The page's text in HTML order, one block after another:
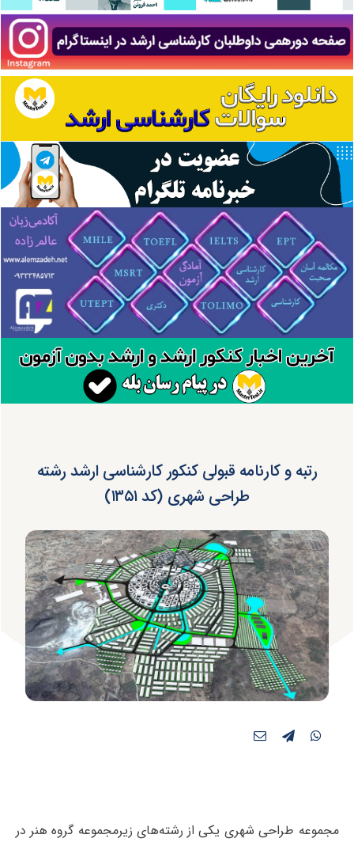
رتبه و کارنامه قبولی کنکور کارشناسی ارشد رشته
طراحی شهری (کد ۱۳۵۱)
مجموعه طراحی شهری یکی از رشته‌های زیرمجموعه گروه هنر در